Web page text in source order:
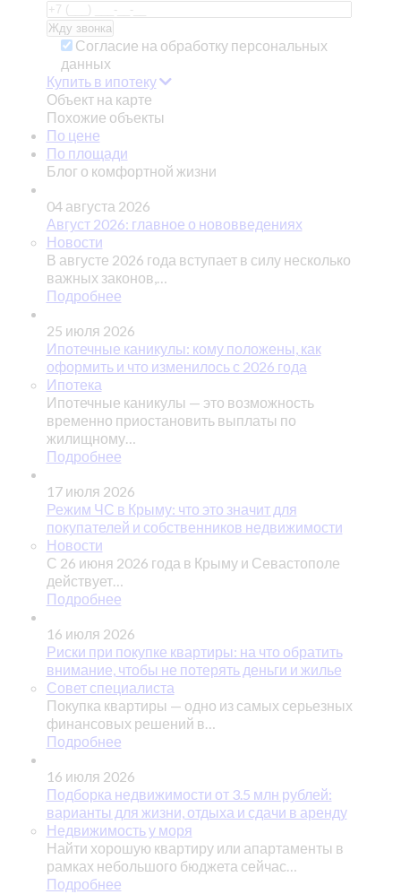
Согласие на обработку персональных
данных
Купить в ипотеку
Объект на карте
Похожие объекты
По цене
По площади
Блог о комфортной жизни
04 августа 2026
Август 2026: главное о нововведениях
Новости
В августе 2026 года вступает в силу несколько
важных законов,…
Подробнее
25 июля 2026
Ипотечные каникулы: кому положены, как
оформить и что изменилось с 2026 года
Ипотека
Ипотечные каникулы — это возможность
временно приостановить выплаты по
жилищному…
Подробнее
17 июля 2026
Режим ЧС в Крыму: что это значит для
покупателей и собственников недвижимости
Новости
С 26 июня 2026 года в Крыму и Севастополе
действует…
Подробнее
16 июля 2026
Риски при покупке квартиры: на что обратить
внимание, чтобы не потерять деньги и жилье
Совет специалиста
Покупка квартиры — одно из самых серьезных
финансовых решений в…
Подробнее
16 июля 2026
Подборка недвижимости от 3.5 млн рублей:
варианты для жизни, отдыха и сдачи в аренду
Недвижимость у моря
Найти хорошую квартиру или апартаменты в
рамках небольшого бюджета сейчас…
Подробнее